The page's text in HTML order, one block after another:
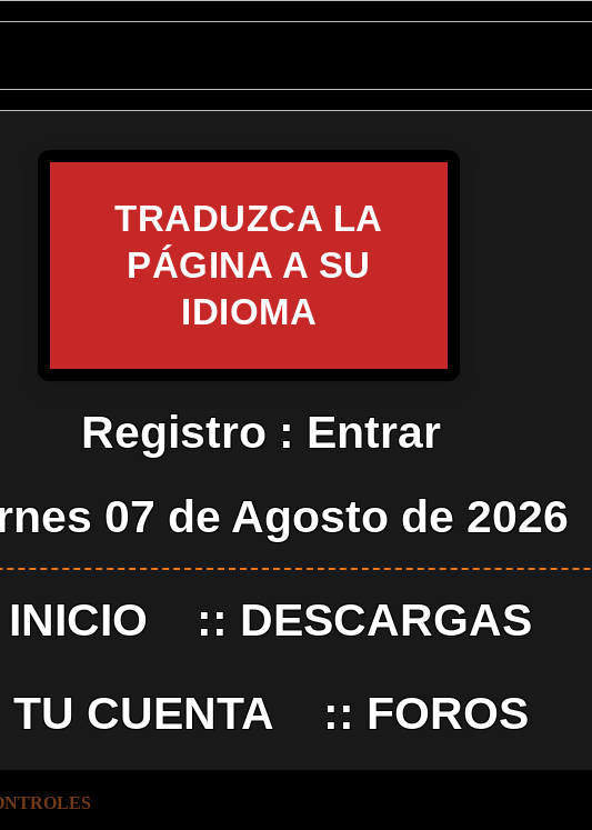
TRADUZCA LA
PÁGINA A SU
IDIOMA
Registro : Entrar
07 de Agosto de 2026
INICIO :: DESCARGAS
TU CUENTA :: FOROS